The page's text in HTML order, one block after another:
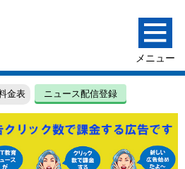
金表 ニュース配信登録